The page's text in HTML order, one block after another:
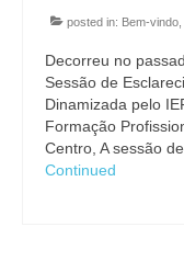
posted in: Bem-vindo
Decorreu no
Sessão de
Dinamizada pelo
Formação
Centro, A sessão
Continued